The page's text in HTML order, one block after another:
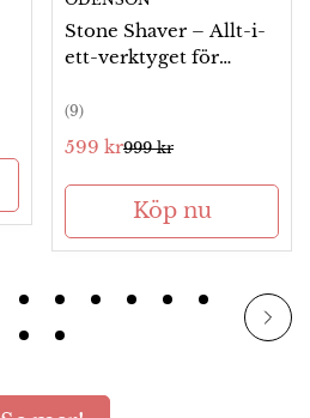
Stone Shaver – Allt-i-
ett-verktyget för
överallt
(9)
Försäljningspris
599 kr
Ordinarie
999 kr
Köp nu